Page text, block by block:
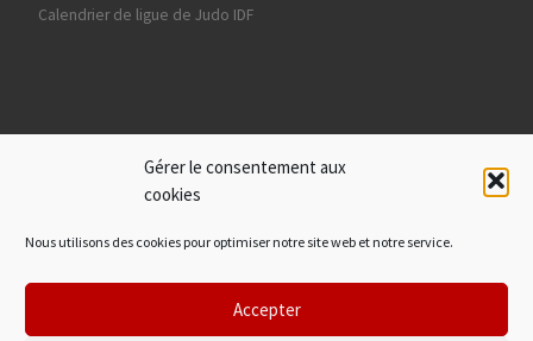
Gérer le consentement aux
cookies
Nous utilisons des cookies pour optimiser notre site web et notre service.
Accepter
Calendrier de ligue de Judo IDF
© 2026Sucy Judo– Tous droits réservés